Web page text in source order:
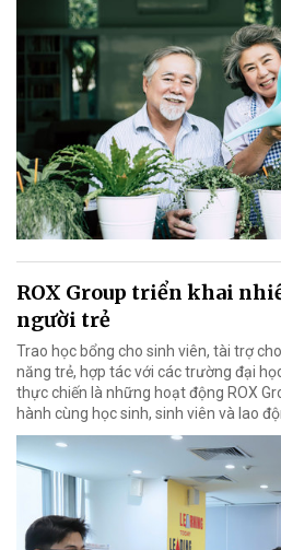
ROX Group triển khai
người trẻ
Trao học bổng cho sinh viên, tài trợ
năng trẻ, hợp tác với các trường đại
thực chiến là những hoạt động ROX
hành cùng học sinh, sinh viên và lao